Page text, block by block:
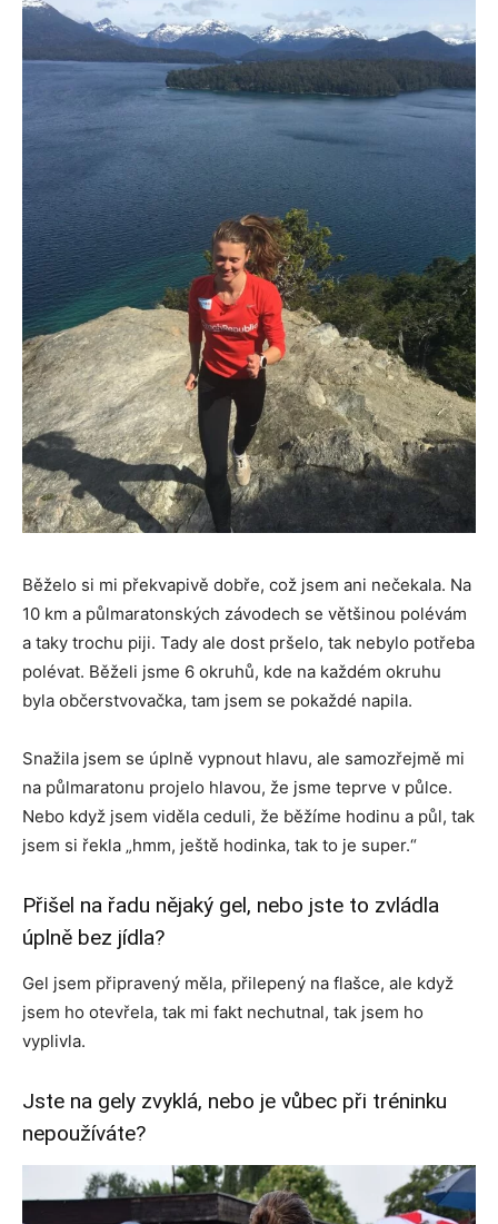
Běželo si mi překvapivě dobře, což jsem ani nečekala. Na
10 km a půlmaratonských závodech se většinou polévám
a taky trochu piji. Tady ale dost pršelo, tak nebylo potřeba
polévat. Běželi jsme 6 okruhů, kde na každém okruhu
byla občerstvovačka, tam jsem se pokaždé napila.
Snažila jsem se úplně vypnout hlavu, ale samozřejmě mi
na půlmaratonu projelo hlavou, že jsme teprve v půlce.
Nebo když jsem viděla ceduli, že běžíme hodinu a půl, tak
jsem si řekla „hmm, ještě hodinka, tak to je super.“
Přišel na řadu nějaký gel, nebo jste to zvládla
úplně bez jídla?
Gel jsem připravený měla, přilepený na flašce, ale když
jsem ho otevřela, tak mi fakt nechutnal, tak jsem ho
vyplivla.
Jste na gely zvyklá, nebo je vůbec při tréninku
nepoužíváte?